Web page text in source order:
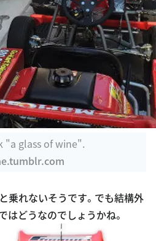
"a glass of wine".
乗れないそうです。でも結構外
はどうなのでしょうかね。